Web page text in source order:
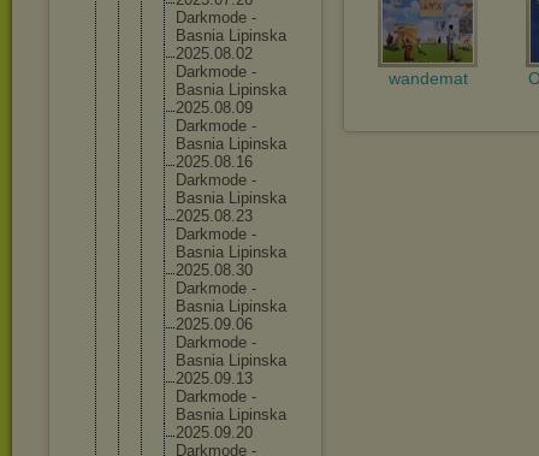
Darkmode -
Basnia Lipinska
2025.08.02
Darkmode -
Basnia Lipinska
2025.08.09
Darkmode -
Basnia Lipinska
2025.08.16
Darkmode -
Basnia Lipinska
2025.08.23
Darkmode -
Basnia Lipinska
2025.08.30
Darkmode -
Basnia Lipinska
2025.09.06
Darkmode -
Basnia Lipinska
2025.09.13
Darkmode -
Basnia Lipinska
2025.09.20
Darkmode -
wandemat